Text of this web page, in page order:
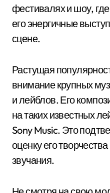
фестивалях и шоу,
его энергичные
сцене.
Растущая
внимание крупных
и лейблов. Его
на таких известных
Sony Music. Это
оценку его
звучания.